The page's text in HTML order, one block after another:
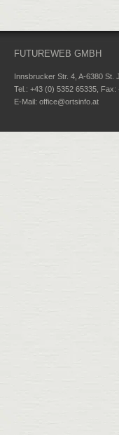
FUTUREWEB GMBH
Innsbrucker Str. 4, A-6380 St.
Tel.: +43 (0) 5352 65335,
E-Mail: office@ortsinfo.at